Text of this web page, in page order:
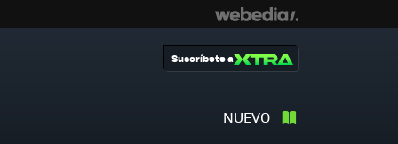
NUEVO
Suscríbete a